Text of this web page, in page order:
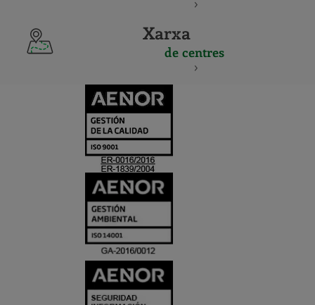
Xarxa
de centres